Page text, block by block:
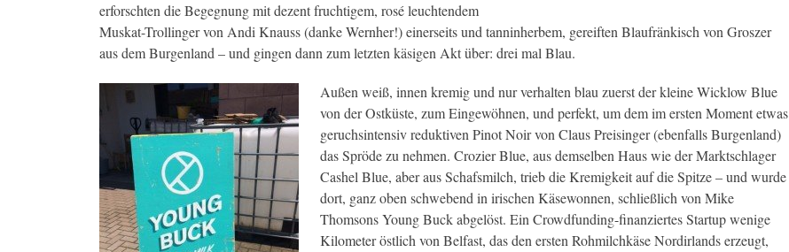
erforschten die Begegnung mit dezent fruchtigem, rosé leuchtendem
Muskat-Trollinger von Andi Knauss (danke Wernher!) einerseits und tanninherbem, gereiften Blaufränkisch von Groszer
aus dem Burgenland – und gingen dann zum letzten käsigen Akt über: drei mal Blau.
Außen weiß, innen kremig und nur verhalten blau zuerst der kleine Wicklow Blue
von der Ostküste, zum Eingewöhnen, und perfekt, um dem im ersten Moment etwas
geruchsintensiv reduktiven Pinot Noir von Claus Preisinger (ebenfalls Burgenland)
das Spröde zu nehmen. Crozier Blue, aus demselben Haus wie der Marktschlager
Cashel Blue, aber aus Schafsmilch, trieb die Kremigkeit auf die Spitze – und wurde
dort, ganz oben schwebend in irischen Käsewonnen, schließlich von Mike
Thomsons Young Buck abgelöst. Ein Crowdfunding-finanziertes Startup wenige
Kilometer östlich von Belfast, das den ersten Rohmilchkäse Nordirlands erzeugt,